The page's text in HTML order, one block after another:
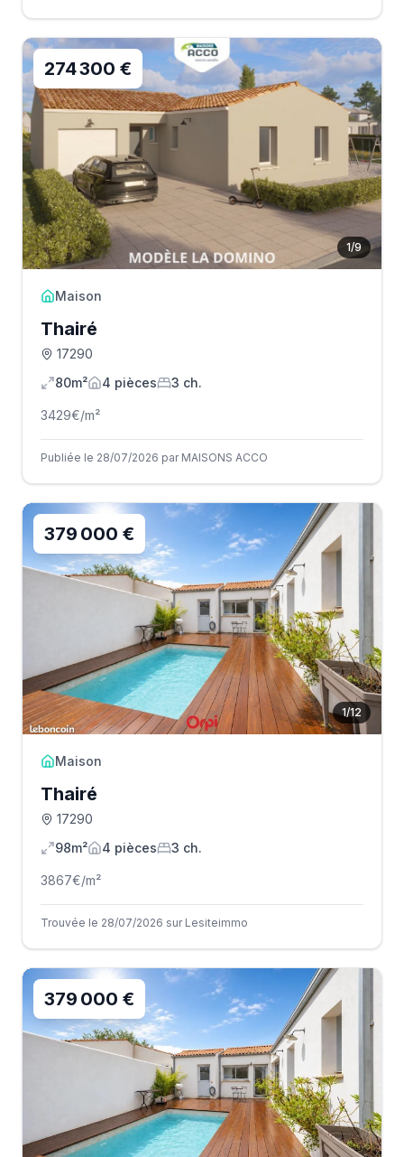
1/9
274 300 €
Maison
Thairé
17290
80m²
4 pièces 3 ch.
3429€/m²
Publiée le 28/07/2026 par MAISONS ACCO
1/12
379 000 €
Maison
Thairé
17290
98m²
4 pièces 3 ch.
3867€/m²
Trouvée le 28/07/2026 sur Lesiteimmo
379 000 €